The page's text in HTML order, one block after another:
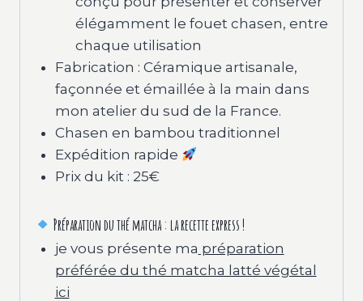
élégamment le fouet chasen, entre
chaque utilisation
Fabrication : Céramique artisanale,
façonnée et émaillée à la main dans
mon atelier du sud de la France.
Chasen en bambou traditionnel
Expédition rapide
Prix du kit : 25€
Préparation du thé matcha : la recette express !
je vous présente ma préparation
préférée du thé matcha latté végétal
ici